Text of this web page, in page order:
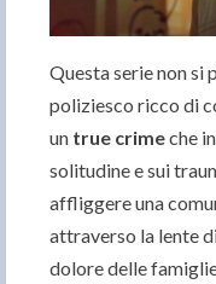
Questa serie non si
poliziesco ricco di
un true crimeche
solitudine e sui
affliggere una
attraverso la lente
dolore delle